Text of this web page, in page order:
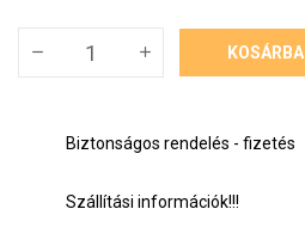
KOSÁRBA
Biztonságos rendelés - fizetés
Szállítási információk!!!